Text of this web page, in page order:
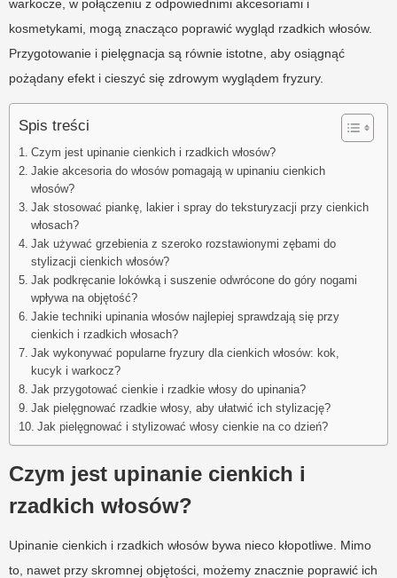
warkocze, w połączeniu z odpowiednimi akcesoriami i
kosmetykami, mogą znacząco poprawić wygląd rzadkich włosów.
Przygotowanie i pielęgnacja są równie istotne, aby osiągnąć
pożądany efekt i cieszyć się zdrowym wyglądem fryzury.
Spis treści
Czym jest upinanie cienkich i rzadkich włosów?
Jakie akcesoria do włosów pomagają w upinaniu cienkich
włosów?
Jak stosować piankę, lakier i spray do teksturyzacji przy cienkich
włosach?
Jak używać grzebienia z szeroko rozstawionymi zębami do
stylizacji cienkich włosów?
Jak podkręcanie lokówką i suszenie odwrócone do góry nogami
wpływa na objętość?
Jakie techniki upinania włosów najlepiej sprawdzają się przy
cienkich i rzadkich włosach?
Jak wykonywać popularne fryzury dla cienkich włosów: kok,
kucyk i warkocz?
Jak przygotować cienkie i rzadkie włosy do upinania?
Jak pielęgnować rzadkie włosy, aby ułatwić ich stylizację?
Jak pielęgnować i stylizować włosy cienkie na co dzień?
Czym jest upinanie cienkich i
rzadkich włosów?
Upinanie cienkich i rzadkich włosów bywa nieco kłopotliwe. Mimo
to, nawet przy skromnej objętości, możemy znacznie poprawić ich